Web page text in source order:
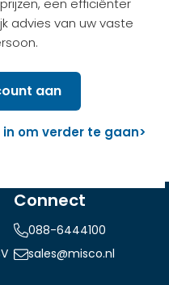
een efficiënter
advies van uw vaste
aan
in om verder te gaan>
Connect
088-6444100
sales@misco.nl